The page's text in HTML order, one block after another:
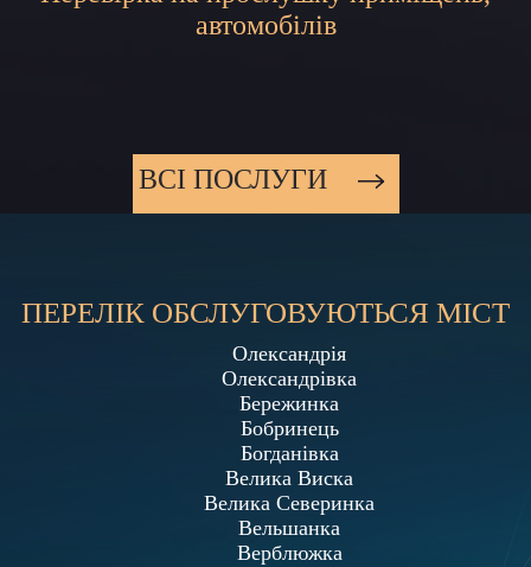
автомобілів
ВСI ПОСЛУГИ
ПЕРЕЛІК ОБСЛУГОВУЮТЬСЯ МІСТ
Олександрія
Олександрівка
Бережинка
Бобринець
Богданівка
Велика Виска
Велика Северинка
Вельшанка
Верблюжка